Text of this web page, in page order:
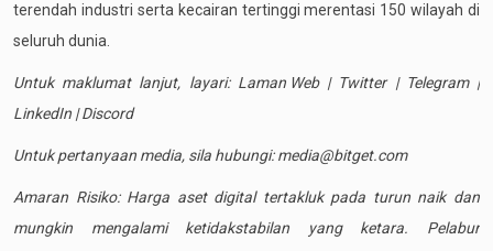
terendah industri serta kecairan tertinggi merentasi 150 wilayah di
seluruh dunia.
Untuk maklumat lanjut, layari: Laman Web| Twitter| Telegram|
LinkedIn |Discord
Untuk pertanyaan media, sila hubungi:media@bitget.com
Amaran Risiko: Harga aset digital tertakluk pada turun naik dan
mungkin mengalami ketidakstabilan yang ketara. Pelabur